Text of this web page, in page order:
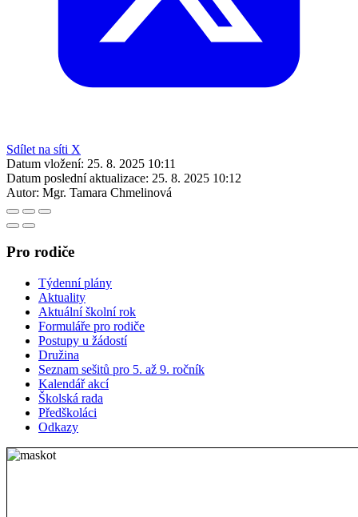
Sdílet na síti X
Datum vložení: 25. 8. 2025 10:11
Datum poslední aktualizace: 25. 8. 2025 10:12
Autor: Mgr. Tamara Chmelinová
Pro rodiče
Týdenní plány
Aktuality
Aktuální školní rok
Formuláře pro rodiče
Postupy u žádostí
Družina
Seznam sešitů pro 5. až 9. ročník
Kalendář akcí
Školská rada
Předškoláci
Odkazy